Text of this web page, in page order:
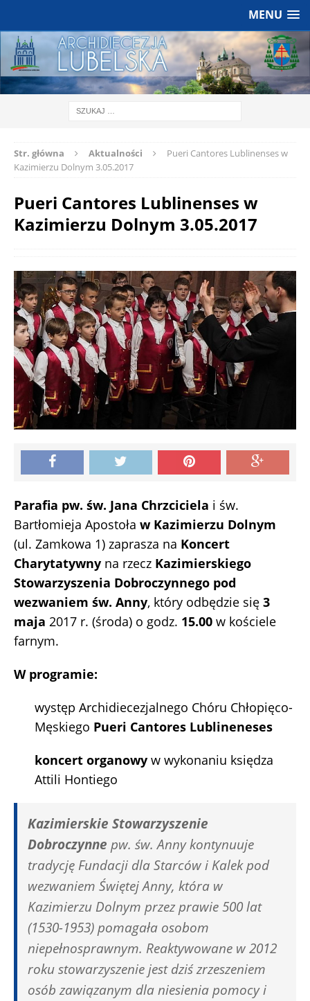
MENU
Str. główna Aktualności
Pueri Cantores Lublinenses w
Kazimierzu Dolnym 3.05.2017
Pueri Cantores Lublinenses w
Kazimierzu Dolnym 3.05.2017
Parafia pw. św. Jana Chrzciciela i św.
Bartłomieja Apostoła w Kazimierzu Dolnym
(ul. Zamkowa 1) zaprasza na Koncert
Charytatywny na rzecz Kazimierskiego
Stowarzyszenia Dobroczynnego pod
wezwaniem św. Anny, który odbędzie się 3
maja 2017 r. (środa) o godz. 15.00 w kościele
farnym.
W programie:
występ Archidiecezjalnego Chóru Chłopięco-
Męskiego Pueri Cantores Lublineneses
koncert organowy w wykonaniu księdza
Attili Hontiego
Kazimierskie Stowarzyszenie
Dobroczynne pw. św. Anny kontynuuje
tradycję Fundacji dla Starców i Kalek pod
wezwaniem Świętej Anny, która w
Kazimierzu Dolnym przez prawie 500 lat
(1530-1953) pomagała osobom
niepełnosprawnym. Reaktywowane w 2012
roku stowarzyszenie jest dziś zrzeszeniem
osób zawiązanym dla niesienia pomocy i